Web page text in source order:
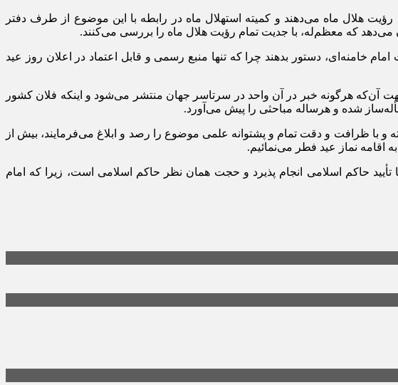
هلال ماه می‌دهند و کمیته استهلال ماه در رابطه با این موضوع از طرف دفتر
که معظم‌له، با جدیت تمام رؤیت هلال ماه را بررسی می‌کنند.
دستور بدهند چرا که تنها منبع رسمی و قابل اعتماد در اعلان روز عید
آن‌که هرگونه خبر در آن واحد در سرتاسر جهان منتشر می‌شود و اینکه فلان کشور
شده و هرساله مباحثی را پیش می‌آورد.
ظرافت و دقت تمام و پشتوانه علمی موضوع را رصد و ابلاغ می‌فرمایند، بیش از
اقامه نماز عید فطر می‌نمائیم.
حاکم اسلامی انجام پذیرد و حجت همان نظر حاکم اسلامی است، زیرا که امام